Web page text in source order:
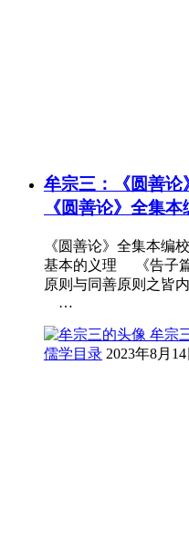
牟宗三：《圆善论
《圆善论》全集本
《圆善论》全集本编
基本的义理 《告子
原则与同善原则之皆
…
牟宗
儒学目录 2023年8月14